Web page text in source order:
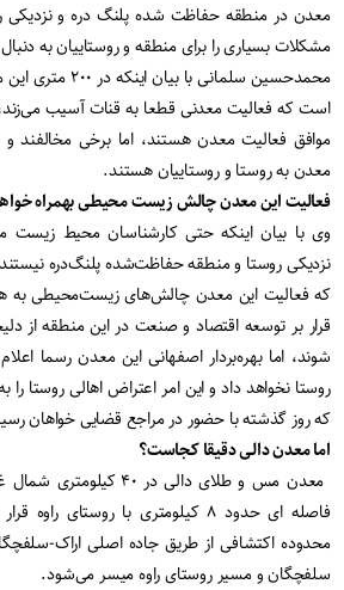
معدن در منطقه حفاظت شده پلنگ دره‌ و نزدیکی
مشکلات بسیاری را برای منطقه و روستاییان به
محمدحسین سلمانی
است که فعالیت معدنی قطعا به قنات آسیب
موافق فعالیت معدن هستند، اما برخی
معدن به روستا و روستاییان هستند.
فعالیت این معدن چالش زیست محیطی بهمراه
وی با بیان اینکه حتی کارشناسان محیط زیست
نزدیکی روستا و منطقه حفاظت‌شده پلنگ‌دره
که فعالیت این معدن چالش‌های زیست‌محیطی به
قرار بر توسعه اقتصاد و صنعت در این منطقه از
شوند، اما بهره‌بردار اصفهانی این معدن رسما
روستا نخواهد داد و این امر اعتراض اهالی روستا
که روز گذشته با حضور در مراجع قضایی خواهان
اما معدن دالی دقیقا کجاست؟
معدن مس و طلای دالی در
فاصله ای حدود ۸ کیلومتری با
محدوده اکتشافی از طریق جاده اصلی اراک-
سلفچگان و مسیر روستای راوه میسر می‌شود.